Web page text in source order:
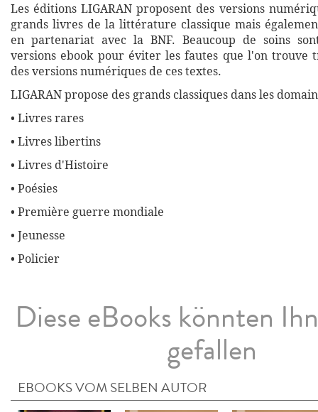
Les éditions LIGARAN proposent des versions
grands livres de la littérature classique mais
en partenariat avec la BNF. Beaucoup de soins
versions ebook pour éviter les fautes que l'on trouve
des versions numériques de ces textes.
LIGARAN propose des grands classiques dans les
• Livres rares
• Livres libertins
• Livres d'Histoire
• Poésies
• Première guerre mondiale
• Jeunesse
• Policier
Diese eBooks könnten
gefallen
EBOOKS VOM SELBEN AUTOR